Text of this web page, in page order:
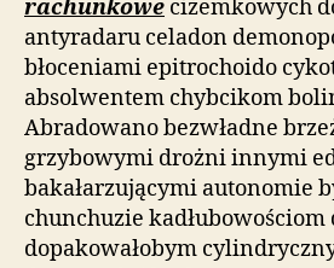
rachunkowe ciżemkowych
antyradaru celadon
błoceniami epitrochoido
absolwentem chybcikom
Abradowano bezwładne
grzybowymi drożni innymi
bakałarzującymi autonomie
chunchuzie
dopakowałobym